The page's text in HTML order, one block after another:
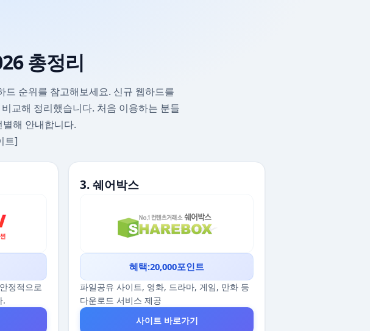
총정리
순위를 참고해보세요. 신규 웹하드를
교해 정리했습니다. 처음 이용하는 분들
해 안내합니다.
트]
정적으로
.
3. 쉐어박스
혜택:20,000포인트
파일공유 사이트, 영화, 드라마, 게임, 만화 등
다운로드 서비스 제공
사이트 바로가기